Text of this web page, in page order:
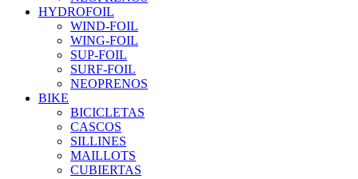
HYDROFOIL
WIND-FOIL
WING-FOIL
SUP-FOIL
SURF-FOIL
NEOPRENOS
BIKE
BICICLETAS
CASCOS
SILLINES
MAILLOTS
CUBIERTAS